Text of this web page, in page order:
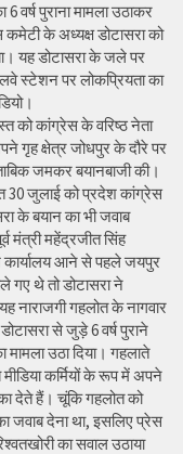
वर्ष पुराना मामला उठाकर
के अध्यक्ष डोटासरा को
यह डोटासरा के जले पर
स्टेशन पर लोकप्रियता का
को कांग्रेस के वरिष्ठ नेता
गृह क्षेत्र जोधपुर के दौरे पर
जमकर बयानबाजी की।
30 जुलाई को प्रदेश कांग्रेस
के बयान का भी जवाब
मंत्री महेंद्रजीत सिंह
आने से पहले जयपुर
गए थे तो डोटासरा ने
नाराजगी गहलोत के नागवार
से जुड़े 6 वर्ष पुराने
मामला उठा दिया। गहलाते
कर्मियों के रूप में अपने
देते हैं। चूंकि गहलोत को
जवाब देना था, इसलिए प्रेस
का सवाल उठाया